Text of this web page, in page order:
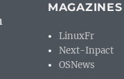
MAGAZINES
LinuxFr
Next-Inpact
OSNews